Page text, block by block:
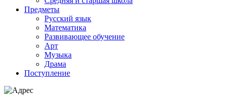
Предметы
Русский язык
Математика
Развивающее обучение
Арт
Музыка
Драма
Поступление